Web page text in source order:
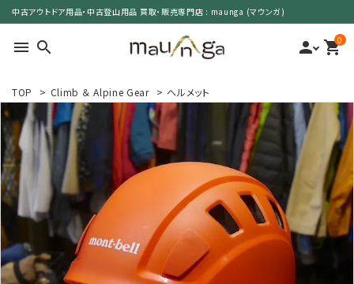
中古アウトドア用品・中古登山用品 買取・販売専門店 : maunga (マウンガ)
menu search person 0
shopping_cart
search
カテゴリーで選ぶ
サイズで選ぶ
特集で選ぶ
価格で選ぶ
TOP > Climb ＆ Alpine Gear > ヘルメット